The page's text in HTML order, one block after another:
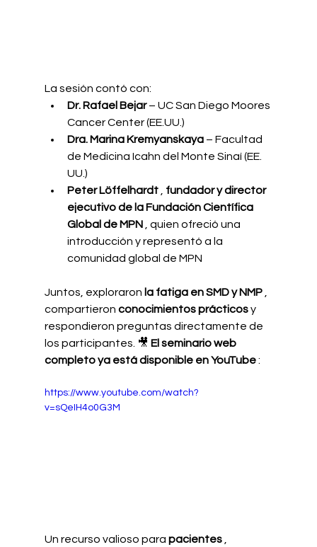
La sesión contó con:
Dr. Rafael Bejar – UC San Diego Moores
Cancer Center (EE.UU.)
Dra. Marina Kremyanskaya – Facultad
de Medicina Icahn del Monte Sinaí (EE.
UU.)
Peter Löffelhardt
fundador y director
ejecutivo de la Fundación Científica
Global de MPN
, quien ofreció una
introducción y representó a la
comunidad global de MPN
Juntos, exploraron la fatiga en SMD y NMP
compartieron conocimientos prácticos y
respondieron preguntas directamente de
los participantes. 🎥 El seminario web
completo ya está disponible en YouTube :
https://www.youtube.com/watch?
v=sQeIH4o0G3M
Un recurso valioso para pacientes